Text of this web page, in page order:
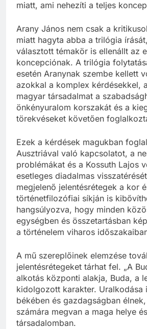
miatt, ami nehezíti a teljes
Arany János nem csak a
miatt hagyta abba a trilógia
választott témakör is ellenállt az
koncepciónak. A trilógia
esetén Aranynak szembe kellett
azokkal a komplex kérdésekkel,
magyar társadalmat a
önkényuralom korszakát és a
törekvéseket követően
Ezek a kérdések magukban
Ausztriával való kapcsolatot, a
problémákat és a Kossuth Lajos
esetleges diadalmas
megjelenő jelentésrétegek a kor
történetfilozófiai síkján is
hangsúlyozva, hogy minden
egységben és összetartásban
a történelem viharos
A mű szereplőinek elemzése
jelentésrétegeket tárhat fel. „A
alkotás központi alakja, Buda, a
kidolgozott karakter. Uralkodása
békében és gazdagságban
számára megvan a maga helye
társadalomban.